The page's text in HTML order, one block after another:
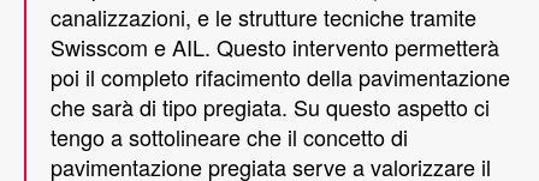
canalizzazioni, e le strutture tecniche tramite
Swisscom e AIL. Questo intervento permetterà
poi il completo rifacimento della pavimentazione
che sarà di tipo pregiata. Su questo aspetto ci
tengo a sottolineare che il concetto di
pavimentazione pregiata serve a valorizzare il